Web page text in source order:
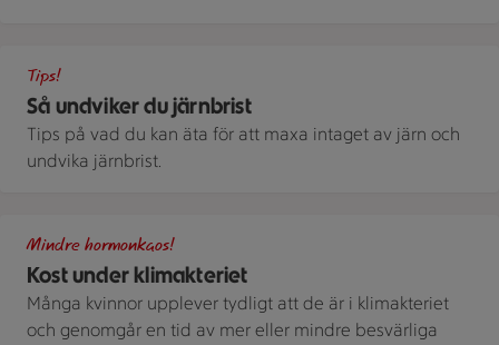
Så undviker du järnbrist
Tips!
Tips på vad du kan äta för att maxa intaget av järn och
undvika järnbrist.
Kost under klimakteriet
Mindre hormonkaos!
Många kvinnor upplever tydligt att de är i klimakteriet
och genomgår en tid av mer eller mindre besvärliga